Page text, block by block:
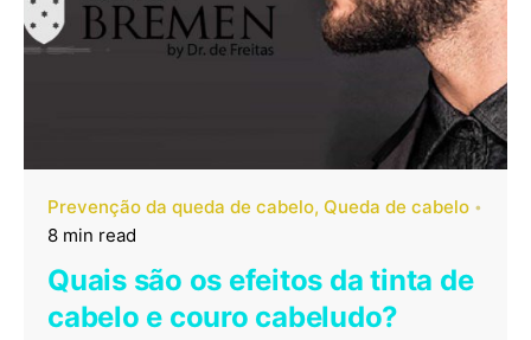
Prevenção da queda de cabelo Queda de cabelo
8 min read
Quais são os efeitos da tinta de
cabelo e couro cabeludo?